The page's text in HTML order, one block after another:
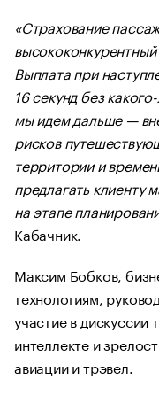
«Страхование
Выплата при
16 секунд без
мы идем дальше —
рисков
территории и
предлагать клиенту
на этапе
Кабачник.
Максим Бобков,
технологиям,
участие в дискуссии
интеллекте и
авиации и трэвел.